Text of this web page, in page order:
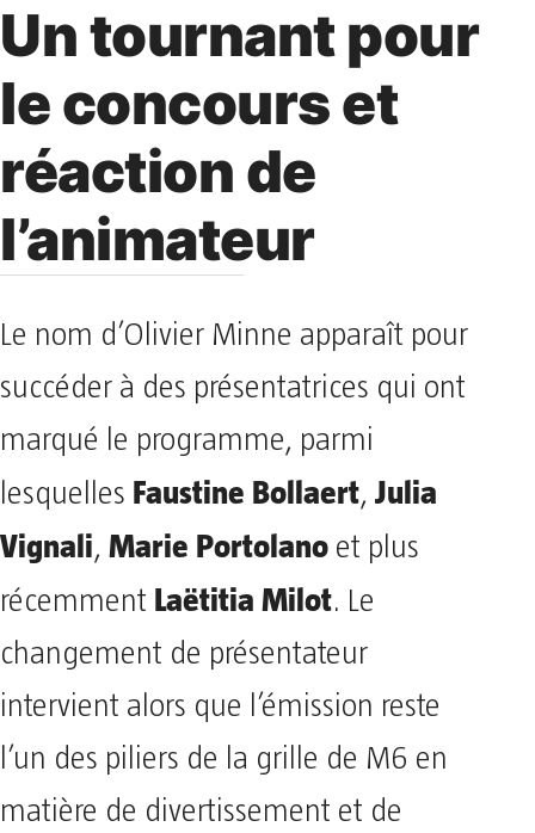
Un tournant pour
le concours et
réaction de
l’animateur
Le nom d’Olivier Minne apparaît pour
succéder à des présentatrices qui ont
marqué le programme, parmi
lesquelles Faustine Bollaert, Julia
Vignali, Marie Portolano et plus
récemment Laëtitia Milot. Le
changement de présentateur
intervient alors que l’émission reste
l’un des piliers de la grille de M6 en
matière de divertissement et de